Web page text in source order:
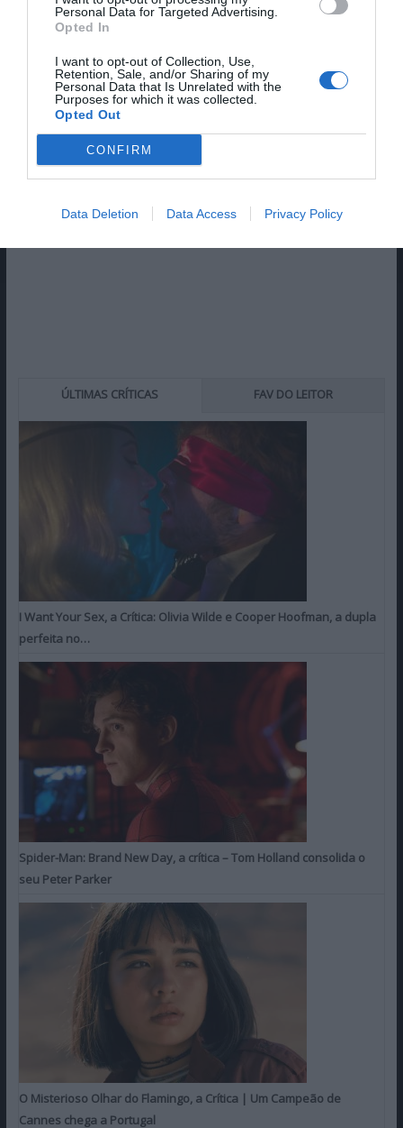
Personal Data for Targeted Advertising.
Opted In
I want to opt-out of Collection, Use,
Retention, Sale, and/or Sharing of my
Personal Data that Is Unrelated with the
Purposes for which it was collected.
Opted Out
CONFIRM
Data Deletion Data Access Privacy Policy
Pub
ÚLTIMAS CRÍTICAS FAV DO LEITOR
I Want Your Sex, a Crítica: Olivia Wilde e Cooper Hoofman, a dupla
perfeita no…
Spider-Man: Brand New Day, a crítica – Tom Holland consolida o
seu Peter Parker
O Misterioso Olhar do Flamingo, a Crítica | Um Campeão de
Cannes chega a Portugal